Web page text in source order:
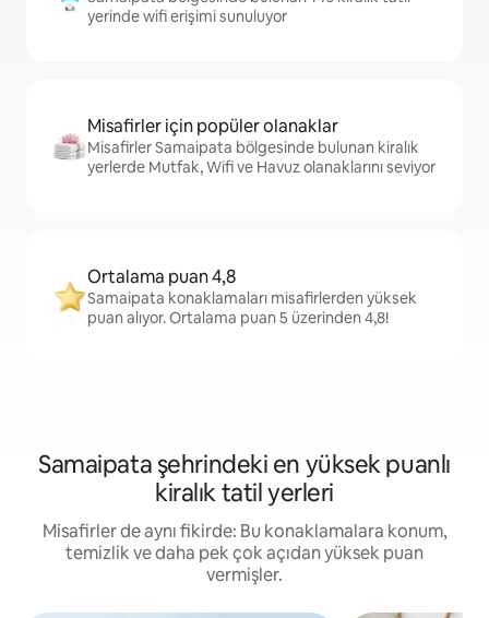
yerinde wifi erişimi sunuluyor
Misafirler için popüler olanaklar
Misafirler Samaipata bölgesinde bulunan kiralık
yerlerde Mutfak, Wifi ve Havuz olanaklarını seviyor
Ortalama puan 4,8
Samaipata konaklamaları misafirlerden yüksek
puan alıyor. Ortalama puan 5 üzerinden 4,8!
Samaipata şehrindeki en yüksek puanlı
kiralık tatil yerleri
Misafirler de aynı fikirde: Bu konaklamalara konum,
temizlik ve daha pek çok açıdan yüksek puan
vermişler.